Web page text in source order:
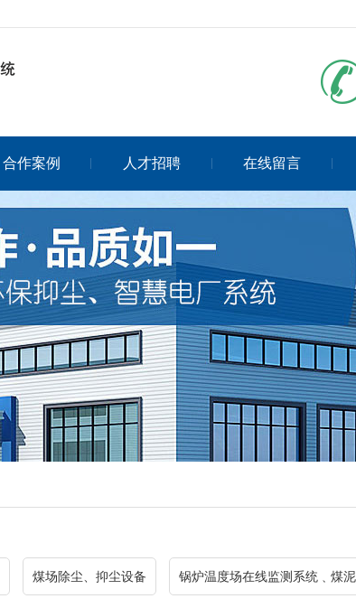
合作案例 人才招聘 在线留言
煤场除尘、抑尘设备 锅炉温度场在线监测系统﹑煤